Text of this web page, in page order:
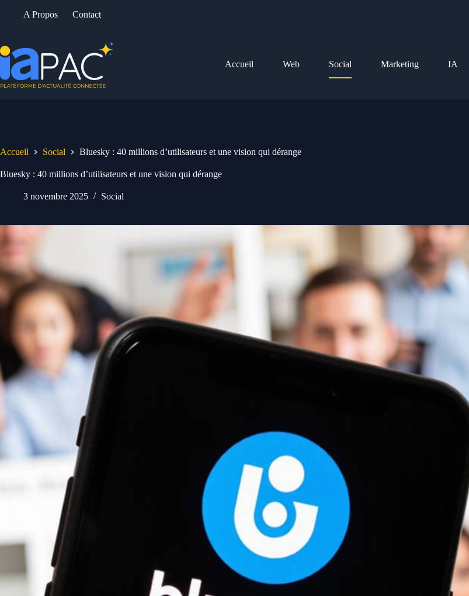
A Propos Contact
Accueil Web Social Marketing IA
Accueil Social Bluesky : 40 millions d’utilisateurs et une vision qui dérange
Bluesky : 40 millions d’utilisateurs et une vision qui dérange
3 novembre 2025 Social